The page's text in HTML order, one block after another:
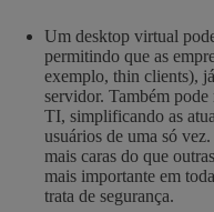
Um desktop virtual
permitindo que as
exemplo, thin clients),
servidor. Também
TI, simplificando as
usuários de uma só
mais caras do que
mais importante em
trata de segurança.